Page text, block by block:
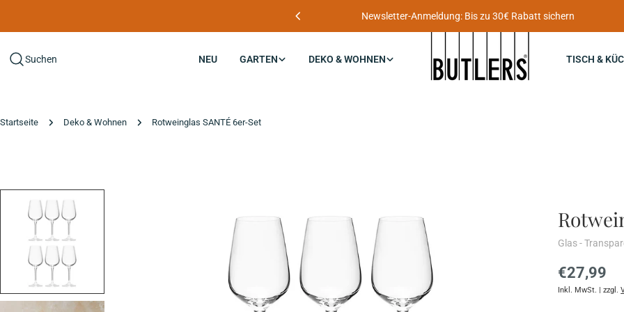
Newsletter-Anmeldung: Bis zu 30€ Rabatt sichern
Suchen NEU GARTEN DEKO & WOHNEN TISCH &
Startseite Deko & Wohnen Rotweinglas SANTÉ 6er-Set
Glas -
Regulärer
Preis
€27,99
Inkl. MwSt. | zzgl.